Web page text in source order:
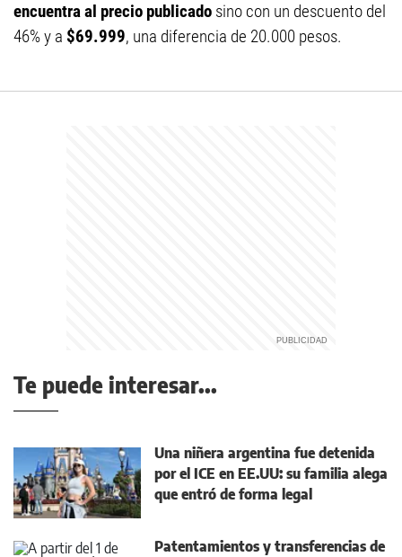
encuentra al precio publicado sino con un descuento del
46% y a $69.999, una diferencia de 20.000 pesos.
Te puede interesar...
Una niñera argentina fue detenida
por el ICE en EE.UU: su familia alega
que entró de forma legal
Patentamientos y transferencias de